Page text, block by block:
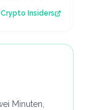
Crypto Insiders
Minuten,